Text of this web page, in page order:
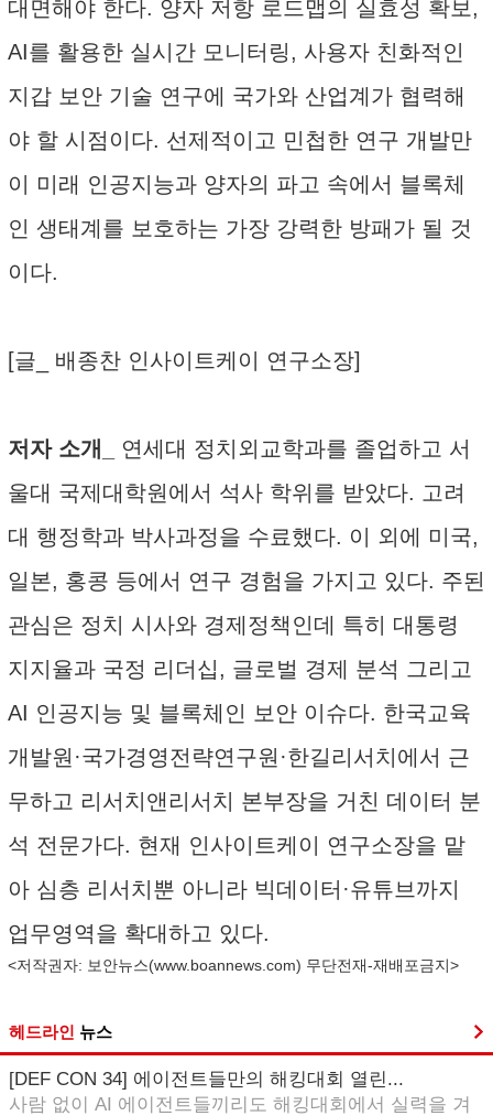
대면해야 한다. 양자 저항 로드맵의 실효성 확보,
AI를 활용한 실시간 모니터링, 사용자 친화적인
지갑 보안 기술 연구에 국가와 산업계가 협력해
야 할 시점이다. 선제적이고 민첩한 연구 개발만
이 미래 인공지능과 양자의 파고 속에서 블록체
인 생태계를 보호하는 가장 강력한 방패가 될 것
이다.
[글_ 배종찬 인사이트케이 연구소장]
저자 소개_
연세대 정치외교학과를 졸업하고 서
울대 국제대학원에서 석사 학위를 받았다. 고려
대 행정학과 박사과정을 수료했다. 이 외에 미국,
일본, 홍콩 등에서 연구 경험을 가지고 있다. 주된
관심은 정치 시사와 경제정책인데 특히 대통령
지지율과 국정 리더십, 글로벌 경제 분석 그리고
AI 인공지능 및 블록체인 보안 이슈다. 한국교육
개발원·국가경영전략연구원·한길리서치에서 근
무하고 리서치앤리서치 본부장을 거친 데이터 분
석 전문가다. 현재 인사이트케이 연구소장을 맡
아 심층 리서치뿐 아니라 빅데이터·유튜브까지
업무영역을 확대하고 있다.
<저작권자: 보안뉴스(www.boannews.com) 무단전재-재배포금지>
헤드라인 뉴스
[DEF CON 34] 에이전트들만의 해킹대회 열린...
사람 없이 AI 에이전트들끼리도 해킹대회에서 실력을 겨